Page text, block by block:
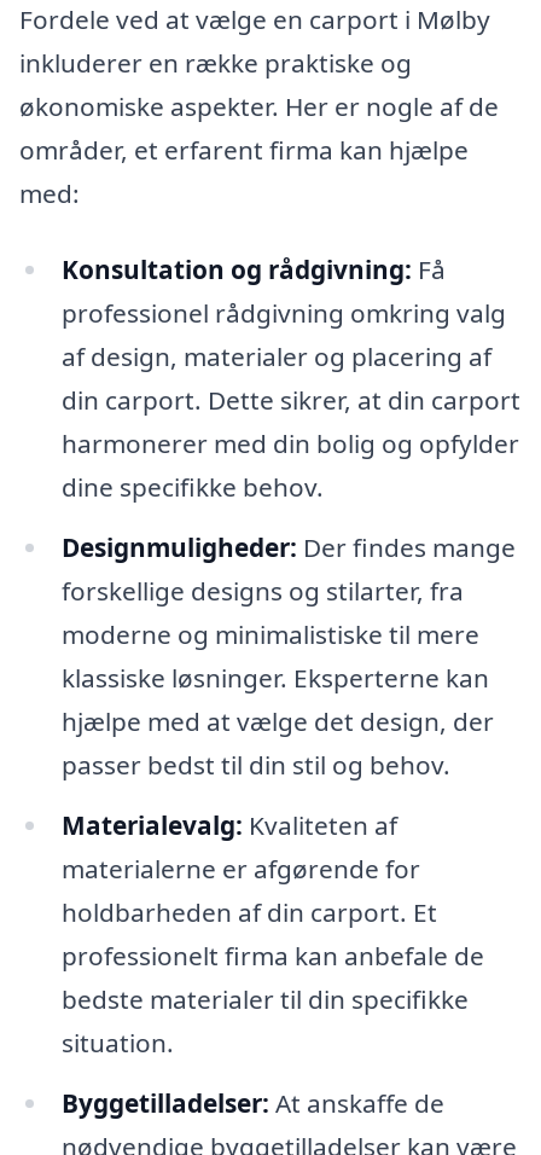
Fordele ved at vælge en carport i Mølby
inkluderer en række praktiske og
økonomiske aspekter. Her er nogle af de
områder, et erfarent firma kan hjælpe
med:
Konsultation og rådgivning: Få
professionel rådgivning omkring valg
af design, materialer og placering af
din carport. Dette sikrer, at din carport
harmonerer med din bolig og opfylder
dine specifikke behov.
Designmuligheder: Der findes mange
forskellige designs og stilarter, fra
moderne og minimalistiske til mere
klassiske løsninger. Eksperterne kan
hjælpe med at vælge det design, der
passer bedst til din stil og behov.
Materialevalg: Kvaliteten af
materialerne er afgørende for
holdbarheden af din carport. Et
professionelt firma kan anbefale de
bedste materialer til din specifikke
situation.
Byggetilladelser: At anskaffe de
nødvendige byggetilladelser kan være